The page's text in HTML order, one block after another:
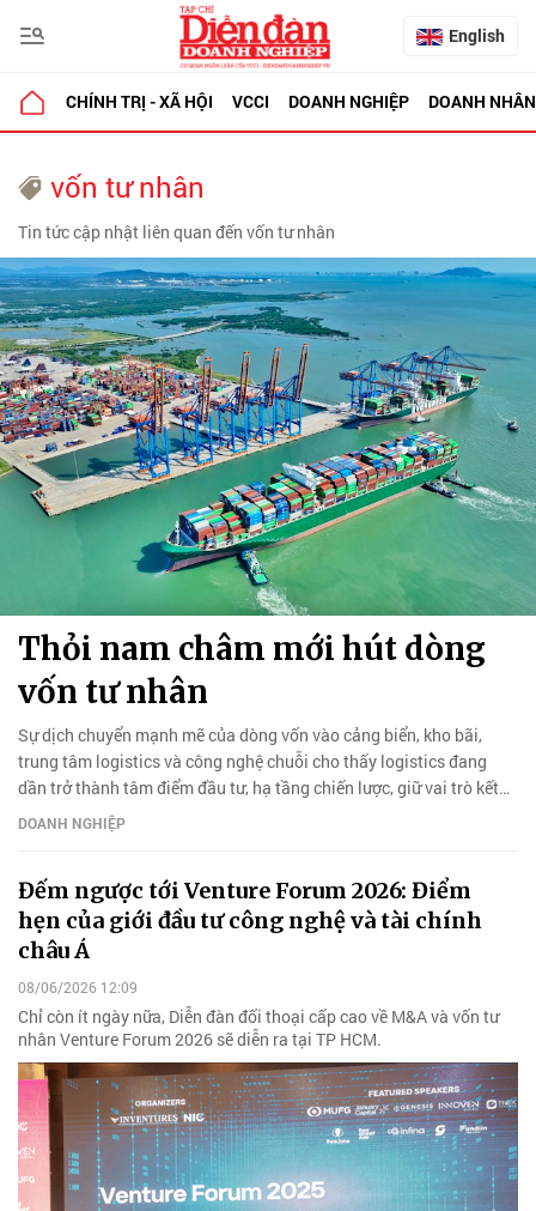
English
CHÍNH TRỊ - XÃ HỘI VCCI DOANH NGHIỆP DOANH NHÂN
vốn tư nhân
Tin tức cập nhật liên quan đến vốn tư nhân
Thỏi nam châm mới hút dòng
vốn tư nhân
Sự dịch chuyển mạnh mẽ của dòng vốn vào cảng biển, kho bãi,
trung tâm logistics và công nghệ chuỗi cho thấy logistics đang
dần trở thành tâm điểm đầu tư, hạ tầng chiến lược, giữ vai trò kết
nối sản xuất, thương mại.
DOANH NGHIỆP
Đếm ngược tới Venture Forum 2026: Điểm
hẹn của giới đầu tư công nghệ và tài chính
châu Á
08/06/2026 12:09
Chỉ còn ít ngày nữa, Diễn đàn đối thoại cấp cao về M&A và vốn tư
nhân Venture Forum 2026 sẽ diễn ra tại TP HCM.